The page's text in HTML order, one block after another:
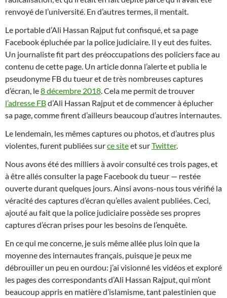
renvoyé de l’université. En d’autres termes, il mentait.
Le portable d’Ali Hassan Rajput fut confisqué, et sa page
Facebook épluchée par la police judiciaire. Il y eut des fuites.
Un journaliste fit part des préoccupations des policiers face au
contenu de cette page. Un article donna l’alerte et publia le
pseudonyme FB du tueur et de très nombreuses captures
d’écran, le8 décembre 2018. Cela me permit de trouver
l’adresse FBd’Ali Hassan Rajput et de commencer à éplucher
sa page, comme firent d’ailleurs beaucoup d’autres internautes.
Le lendemain, les mêmes captures ou photos, et d’autres plus
violentes, furent publiées surce siteet surTwitter.
Nous avons été des milliers à avoir consulté ces trois pages, et
à être allés consulter la page Facebook du tueur — restée
ouverte durant quelques jours. Ainsi avons-nous tous vérifié la
véracité des captures d’écran qu’elles avaient publiées. Ceci,
ajouté au fait que la police judiciaire possède ses propres
captures d’écran prises pour les besoins de l’enquête.
En ce qui me concerne, je suis même allée plus loin que la
moyenne des internautes français, puisque je peux me
débrouiller un peu en ourdou: j’ai visionné les vidéos et exploré
les pages des correspondants d’Ali Hassan Rajput, qui m’ont
beaucoup appris en matière d’islamisme, tant palestinien que